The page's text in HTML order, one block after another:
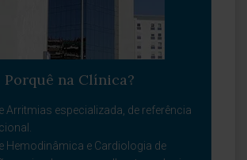
Porquê na Clínica?
Arritmias especializada, de referência
Hemodinâmica e Cardiologia de